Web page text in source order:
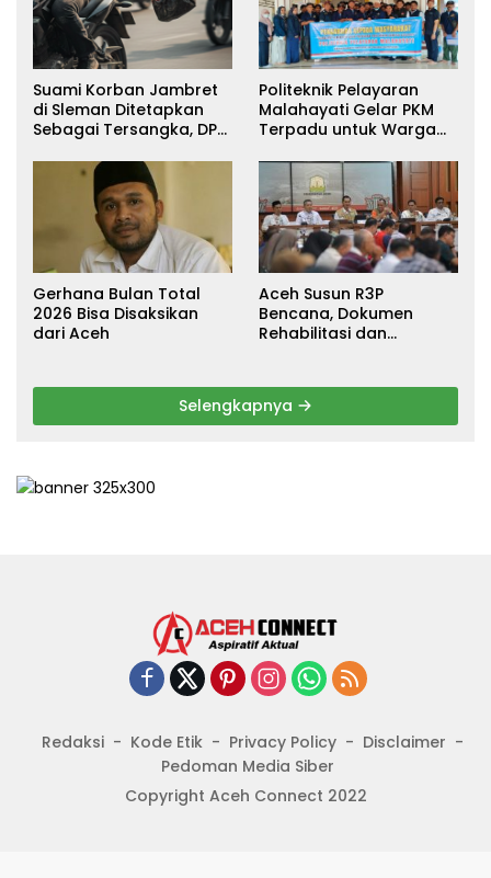
Suami Korban Jambret
di Sleman Ditetapkan
Sebagai Tersangka, DPR
Keadilan
Politeknik Pelayaran
Malahayati Gelar PKM
Terpadu untuk Warga
Pidie Jaya
Gerhana Bulan Total
2026 Bisa Disaksikan
dari Aceh
Aceh Susun R3P
Bencana, Dokumen
Rehabilitasi dan
Selengkapnya
Redaksi Kode Etik Privacy Policy
Disclaimer
Pedoman Media Siber
Copyright Aceh Connect 2022